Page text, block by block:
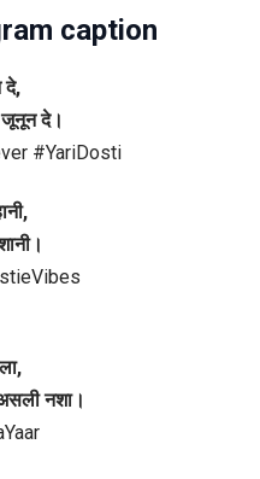
caption
दे,
जूनून दे।
#YariDosti
नशा।